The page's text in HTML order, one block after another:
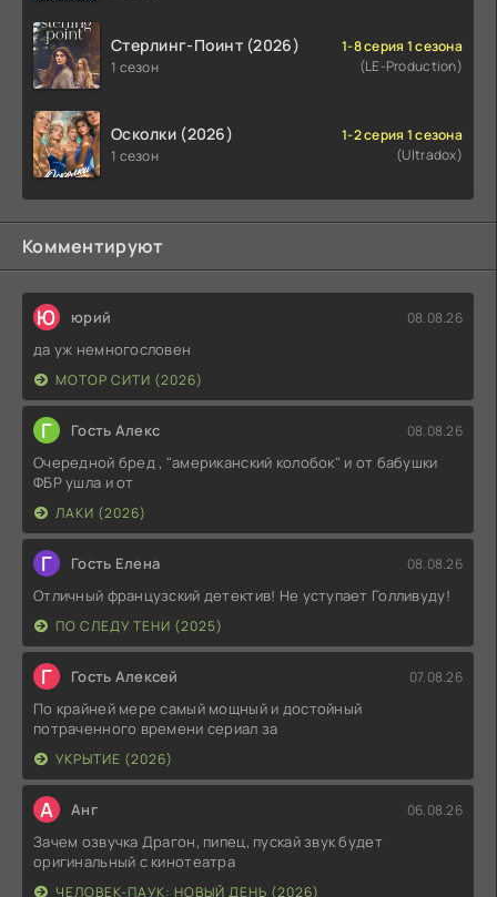
Стерлинг-Поинт (2026)
1 сезон
1-8 серия 1 сезона
(LE-Production)
Осколки (2026)
1 сезон
1-2 серия 1 сезона
(Ultradox)
Комментируют
Ю юрий 08.08.26
да уж немногословен
МОТОР СИТИ (2026)
Г Гость Алекс 08.08.26
Очередной бред , "американский колобок" и от бабушки
ФБР ушла и от
ЛАКИ (2026)
Г Гость Елена 08.08.26
Отличный французский детектив! Не уступает Голливуду!
ПО СЛЕДУ ТЕНИ (2025)
Г Гость Алексей 07.08.26
По крайней мере самый мощный и достойный
потраченного времени сериал за
УКРЫТИЕ (2026)
А Анг 06.08.26
Зачем озвучка Драгон, пипец, пускай звук будет
оригинальный с кинотеатра
ЧЕЛОВЕК-ПАУК: НОВЫЙ ДЕНЬ (2026)